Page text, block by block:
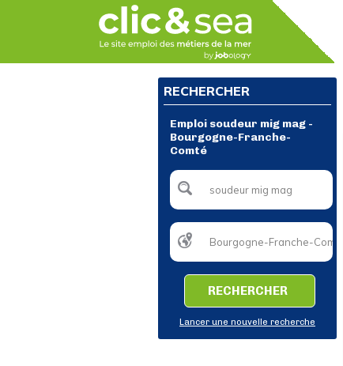
RECHERCHER
Emploi soudeur mig mag -
Bourgogne-Franche-
Comté
RECHERCHER
Lancer une nouvelle recherche